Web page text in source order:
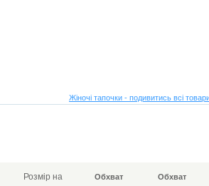
Жіночі тапочки - подивитись всі
Розмір на
Обхват
Обхват